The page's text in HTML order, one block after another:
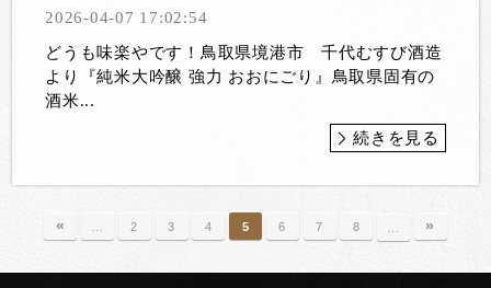
2026-04-07 17:02:54
どうも味楽やです！鳥取県境港市 千代むすび酒造
より『純米大吟醸 強力 おおにごり』鳥取県固有の
酒米...
続きを見る
« 2 3 4 5 6 7 8 »